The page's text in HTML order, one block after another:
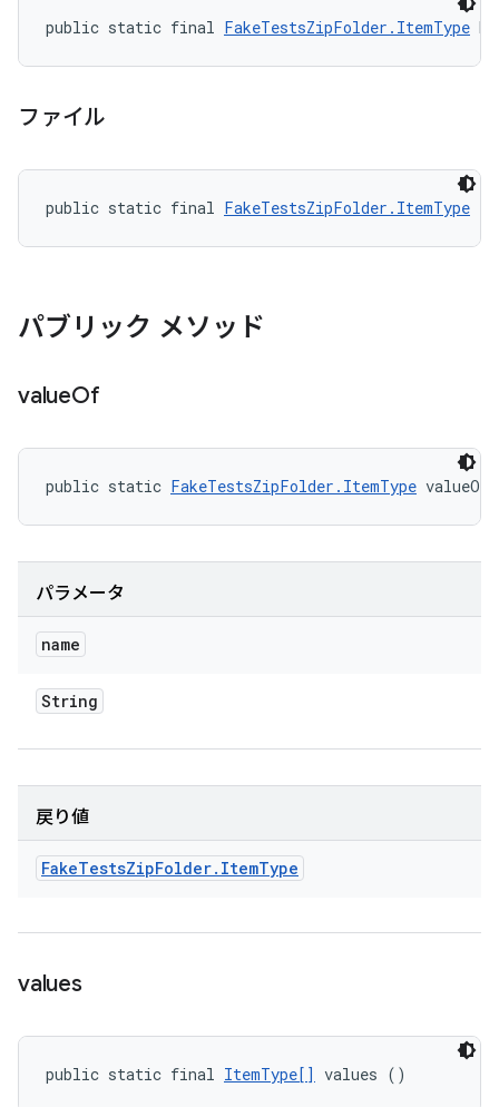
public static final FakeTestsZipFolder.ItemType
ファイル
public static final FakeTestsZipFolder.ItemType
パブリック メソッド
valueOf
public static FakeTestsZipFolder.ItemType valueOf
パラメータ
name
String
戻り値
FakeTestsZipFolder. ItemType
values
public static final ItemType[] values ()